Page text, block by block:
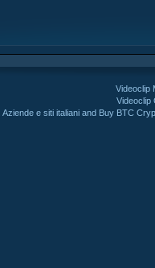
Videoclip
Videoclip
,Aziende e siti italiani and Buy BTC